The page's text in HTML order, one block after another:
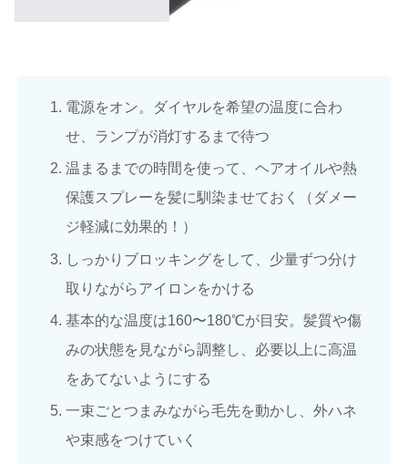
電源をオン。ダイヤルを希望の温度に合わ
せ、ランプが消灯するまで待つ
温まるまでの時間を使って、ヘアオイルや熱
保護スプレーを髪に馴染ませておく（ダメー
ジ軽減に効果的！）
しっかりブロッキングをして、少量ずつ分け
取りながらアイロンをかける
基本的な温度は160〜180℃が目安。髪質や傷
みの状態を見ながら調整し、必要以上に高温
をあてないようにする
一束ごとつまみながら毛先を動かし、外ハネ
や束感をつけていく